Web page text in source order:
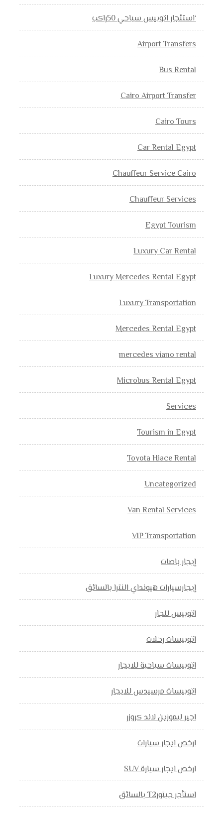
‘استئجار اتوبيس سياحي 50راكب
Airport Transfers
Bus Rental
Cairo Airport Transfer
Cairo Tours
Car Rental Egypt
Chauffeur Service Cairo
Chauffeur Services
Egypt Tourism
Luxury Car Rental
Luxury Mercedes Rental Egypt
Luxury Transportation
Mercedes Rental Egypt
mercedes viano rental
Microbus Rental Egypt
Services
Tourism in Egypt
Toyota Hiace Rental
Uncategorized
Van Rental Services
VIP Transportation
إيجار باصات
إيجارسيارات هيونداي النترا بالسائق
اتوبيس للجار
اتوبيسات رحلات
اتوبيسات سياحية للايجار
اتوبيسات مرسيدس للايجار
اجير ليموزين لاند كروزر
ارخص ايجار سيارات
ارخص ايجار سيارة SUV
استأجر جيتورT2 بالسائق